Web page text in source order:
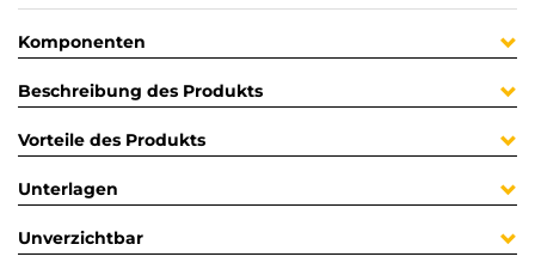
Komponenten
Beschreibung des Produkts
Vorteile des Produkts
Unterlagen
Unverzichtbar